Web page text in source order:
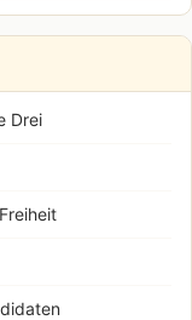
Drei